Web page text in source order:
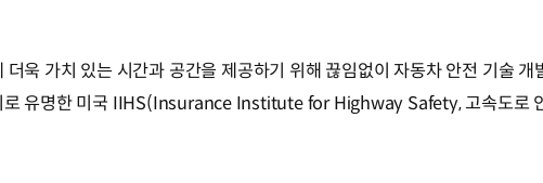
더욱 가치 있는 시간과 공간을 제공하기 위해 끊임없이 자동차 안전 기술
로 유명한 미국 IIHS(Insurance Institute for Highway Safety, 고속도로